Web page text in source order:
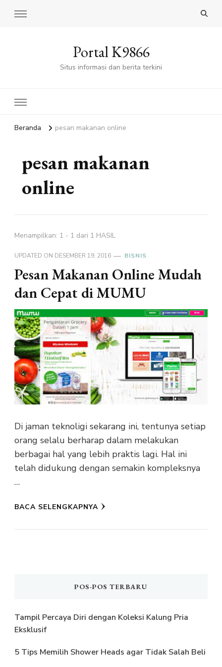
Portal K9866
Situs informasi dan berita terkini
Beranda pesan makanan online
pesan makanan
online
Menampilkan: 1 - 1 dari 1 HASIL
UPDATED ON DESEMBER 19, 2016 BISNIS
Pesan Makanan Online Mudah
dan Cepat di MUMU
Di jaman teknoligi sekarang ini, tentunya setiap
orang selalu berharap dalam melakukan
berbagai hal yang lebih praktis lagi. Hal ini
telah didukung dengan semakin kompleksnya
…
BACA SELENGKAPNYA
POS-POS TERBARU
Tampil Percaya Diri dengan Koleksi Kalung Pria
Eksklusif
5 Tips Memilih Shower Heads agar Tidak Salah Beli